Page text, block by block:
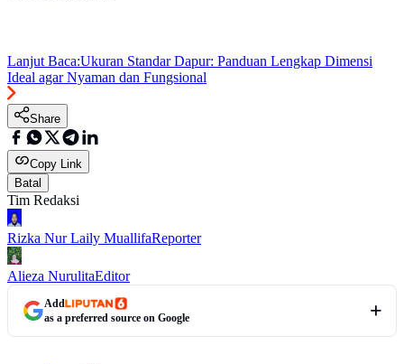
Lanjut Baca:Ukuran Standar Dapur: Panduan Lengkap Dimensi
Ideal agar Nyaman dan Fungsional
Share
Copy Link
Batal
Tim Redaksi
Rizka Nur Laily MuallifaReporter
Alieza NurulitaEditor
Add
as a preferred source on Google